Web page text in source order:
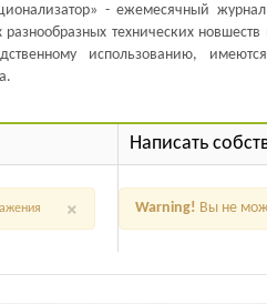
- ежемесячный
разнообразных технических
использованию,
×
Написать
Warning! Вы не